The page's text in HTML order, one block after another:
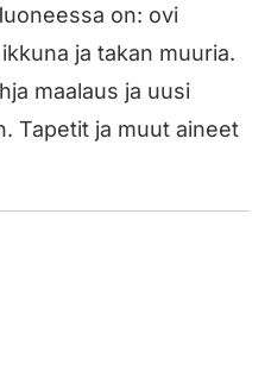
on: ovi
ja takan muuria.
maalaus ja uusi
Tapetit ja muut aineet